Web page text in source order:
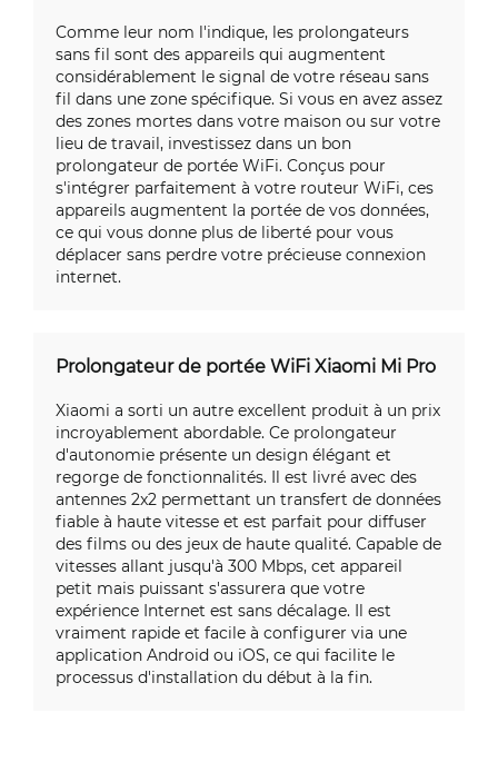
Comme leur nom l'indique, les prolongateurs
sans fil sont des appareils qui augmentent
considérablement le signal de votre réseau sans
fil dans une zone spécifique. Si vous en avez assez
des zones mortes dans votre maison ou sur votre
lieu de travail, investissez dans un bon
prolongateur de portée WiFi. Conçus pour
s'intégrer parfaitement à votre routeur WiFi, ces
appareils augmentent la portée de vos données,
ce qui vous donne plus de liberté pour vous
déplacer sans perdre votre précieuse connexion
internet.
Prolongateur de portée WiFi Xiaomi Mi Pro
Xiaomi a sorti un autre excellent produit à un prix
incroyablement abordable. Ce prolongateur
d'autonomie présente un design élégant et
regorge de fonctionnalités. Il est livré avec des
antennes 2x2 permettant un transfert de données
fiable à haute vitesse et est parfait pour diffuser
des films ou des jeux de haute qualité. Capable de
vitesses allant jusqu'à 300 Mbps, cet appareil
petit mais puissant s'assurera que votre
expérience Internet est sans décalage. Il est
vraiment rapide et facile à configurer via une
application Android ou iOS, ce qui facilite le
processus d'installation du début à la fin.